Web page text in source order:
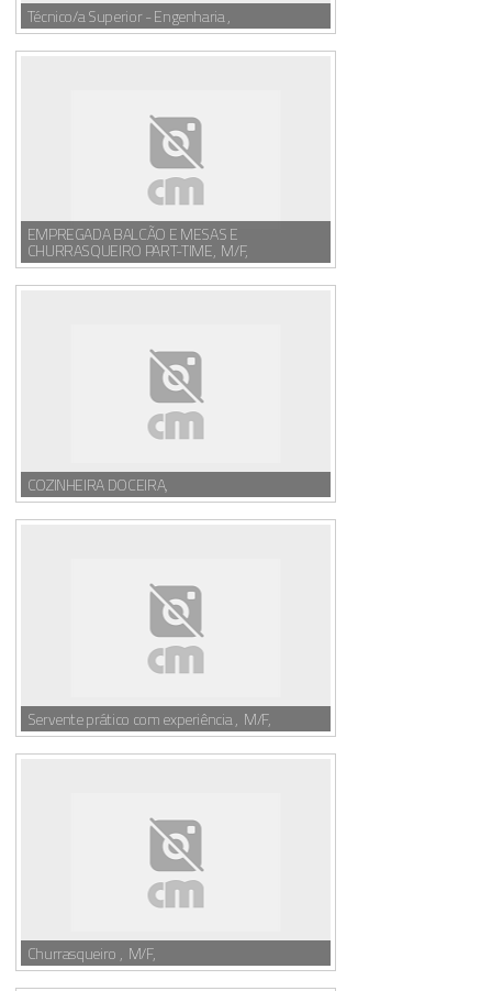
Técnico/a Superior - Engenharia ,
EMPREGADA BALCÃO E MESAS E
CHURRASQUEIRO PART-TIME, M/F,
COZINHEIRA DOCEIRA,
Servente prático com experiência , M/F,
Churrasqueiro , M/F,